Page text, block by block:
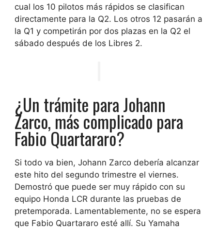
cual los 10 pilotos más rápidos se clasifican
directamente para la Q2. Los otros 12 pasarán a
la Q1 y competirán por dos plazas en la Q2 el
sábado después de los Libres 2.
¿Un trámite para Johann
Zarco, más complicado para
Fabio Quartararo?
Si todo va bien, Johann Zarco debería alcanzar
este hito del segundo trimestre el viernes.
Demostró que puede ser muy rápido con su
equipo Honda LCR durante las pruebas de
pretemporada. Lamentablemente, no se espera
que Fabio Quartararo esté allí. Su Yamaha